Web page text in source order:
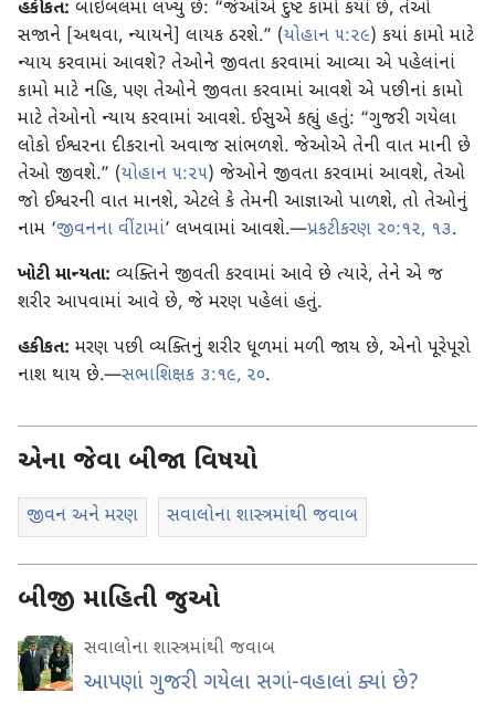
હકીકત: બાઇબલમાં લખ્યું છે: “જેઓએ દુષ્ટ કામો કર્યાં છે, તેઓ
સજાને [અથવા, ન્યાયને] લાયક ઠરશે.” (યોહાન ૫:૨૯) કયાં કામો માટે
ન્યાય કરવામાં આવશે? તેઓને જીવતા કરવામાં આવ્યા એ પહેલાંનાં
કામો માટે નહિ, પણ તેઓને જીવતા કરવામાં આવશે એ પછીનાં કામો
માટે તેઓનો ન્યાય કરવામાં આવશે. ઈસુએ કહ્યું હતું: “ગુજરી ગયેલા
લોકો ઈશ્વરના દીકરાનો અવાજ સાંભળશે. જેઓએ તેની વાત માની છે
તેઓ જીવશે.” (યોહાન ૫:૨૫) જેઓને જીવતા કરવામાં આવશે, તેઓ
જો ઈશ્વરની વાત માનશે, એટલે કે તેમની આજ્ઞાઓ પાળશે, તો તેઓનું
નામ ‘જીવનના વીંટામાં’ લખવામાં આવશે.—પ્રકટીકરણ ૨૦:૧૨, ૧૩.
ખોટી માન્યતા: વ્યક્તિને જીવતી કરવામાં આવે છે ત્યારે, તેને એ જ
શરીર આપવામાં આવે છે, જે મરણ પહેલાં હતું.
હકીકત: મરણ પછી વ્યક્તિનું શરીર ધૂળમાં મળી જાય છે, એનો પૂરેપૂરો
નાશ થાય છે.—સભાશિક્ષક ૩:૧૯, ૨૦.
એના જેવા બીજા વિષયો
જીવન અને મરણ સવાલોના શાસ્ત્રમાંથી જવાબ
બીજી માહિતી જુઓ
સવાલોના શાસ્ત્રમાંથી જવાબ
આપણાં ગુજરી ગયેલા સગાં-વહાલાં ક્યાં છે?